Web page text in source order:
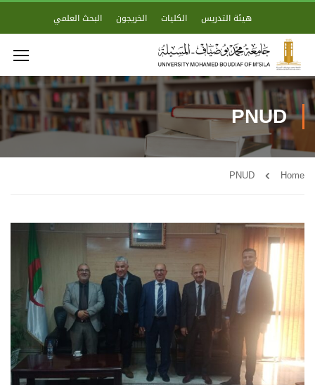
هيئة التدريس الكليات الخريجون البحث العلمي
PNUD
Home
PNUD